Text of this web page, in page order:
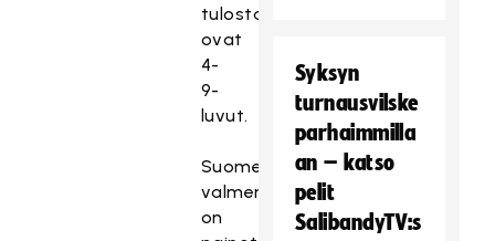
tulostaululla
ovat
4-
9-
luvut.
Suomen
valmennus
on
Syksyn
turnausvilske
parhaimmilla
an – katso
pelit
SalibandyTV:s